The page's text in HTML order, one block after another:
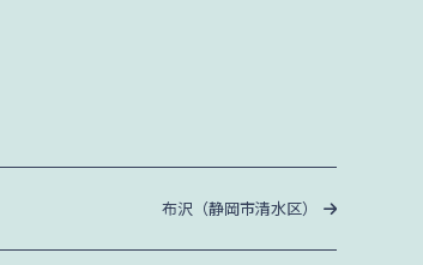
次
投
布沢（静岡市清水区）